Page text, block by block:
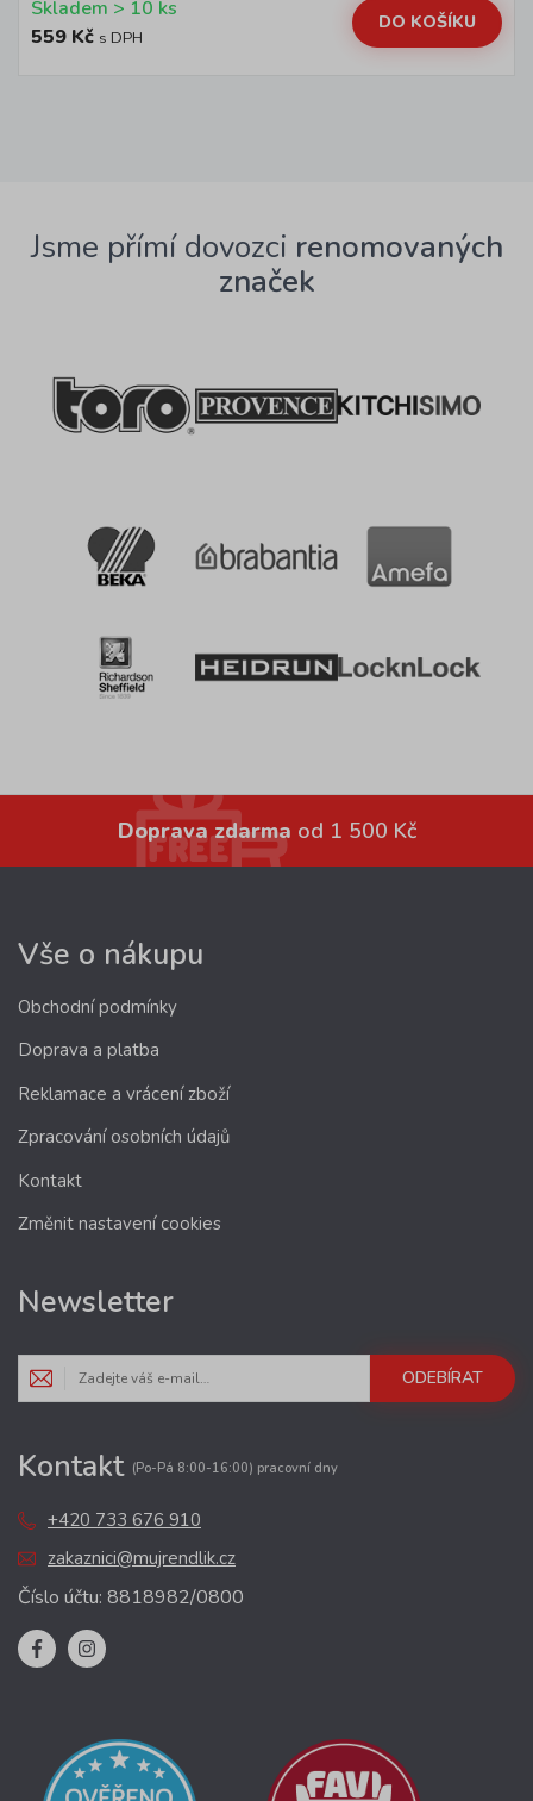
Skladem > 10 ks
559 Kč s DPH
DO KOŠÍKU
Jsme přímí dovozci renomovaných
značek
Doprava zdarma od 1 500 Kč
Vše o nákupu
Obchodní podmínky
Doprava a platba
Reklamace a vrácení zboží
Zpracování osobních údajů
Kontakt
Změnit nastavení cookies
Newsletter
ODEBÍRAT
Kontakt (Po-Pá 8:00-16:00) pracovní dny
+420 733 676 910
zakaznici@mujrendlik.cz
Číslo účtu: 8818982/0800